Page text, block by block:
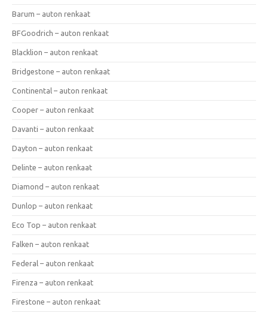
Barum – auton renkaat
BFGoodrich – auton renkaat
Blacklion – auton renkaat
Bridgestone – auton renkaat
Continental – auton renkaat
Cooper – auton renkaat
Davanti – auton renkaat
Dayton – auton renkaat
Delinte – auton renkaat
Diamond – auton renkaat
Dunlop – auton renkaat
Eco Top – auton renkaat
Falken – auton renkaat
Federal – auton renkaat
Firenza – auton renkaat
Firestone – auton renkaat